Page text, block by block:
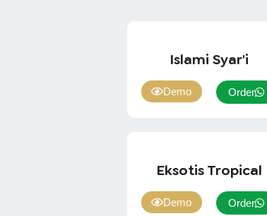
Islami Syar'i
Demo Order
Eksotis Tropical
Demo Order